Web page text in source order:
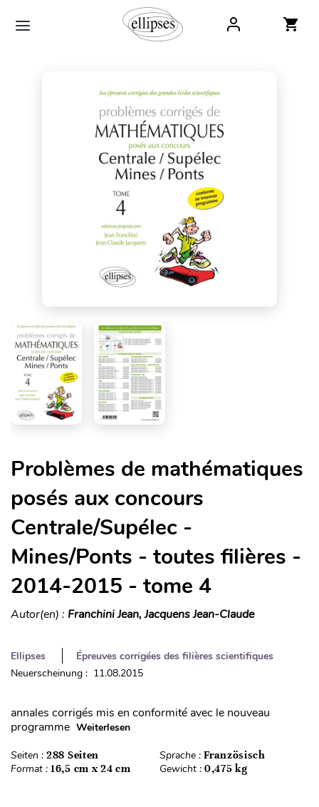
Problèmes de mathématiques
posés aux concours
Centrale/Supélec -
Mines/Ponts - toutes filières -
2014-2015 - tome 4
Autor(en) : Franchini Jean, Jacquens Jean-Claude
Ellipses
Épreuves corrigées des filières scientifiques
Neuerscheinung : 11.08.2015
annales corrigés mis en conformité avec le nouveau
programme Weiterlesen
Seiten : 288 Seiten Sprache : Französisch
Format : 16,5 cm x 24 cm Gewicht : 0,475 kg